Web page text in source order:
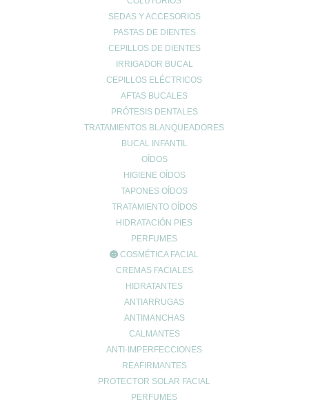
SEDAS Y ACCESORIOS
PASTAS DE DIENTES
CEPILLOS DE DIENTES
IRRIGADOR BUCAL
CEPILLOS ELÉCTRICOS
AFTAS BUCALES
PRÓTESIS DENTALES
TRATAMIENTOS BLANQUEADORES
BUCAL INFANTIL
OÍDOS
HIGIENE OÍDOS
TAPONES OÍDOS
TRATAMIENTO OÍDOS
HIDRATACIÓN PIES
PERFUMES
COSMÉTICA FACIAL
CREMAS FACIALES
HIDRATANTES
ANTIARRUGAS
ANTIMANCHAS
CALMANTES
ANTI-IMPERFECCIONES
REAFIRMANTES
PROTECTOR SOLAR FACIAL
PERFUMES
https://farmaciaromero4177.live-website.com/producto/roll-on-
Completa tu ritual alimenticio con el
cualquier momento del día.
Y recuerda cualquier duda que tengas nos dudes en ponerte
Enviar comentario
Tu dirección de correo electrónico no será publicada.
obligatorios están marcados con*